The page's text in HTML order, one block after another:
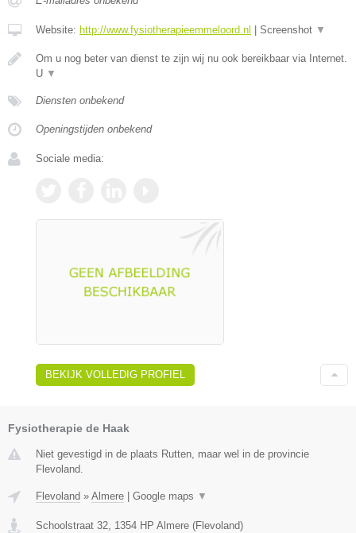
Website: http://www.fysiotherapieemmeloord.nl Screenshot ▼
Om u nog beter van dienst te zijn wij nu ook bereikbaar via Internet.
U ▼
Diensten onbekend
Openingstijden onbekend
Sociale media:
BEKIJK VOLLEDIG PROFIEL
Fysiotherapie de Haak
Niet gevestigd in de plaats Rutten, maar wel in de provincie
Flevoland.
Flevoland » Almere Google maps ▼
Schoolstraat 32, 1354 HP Almere (Flevoland)